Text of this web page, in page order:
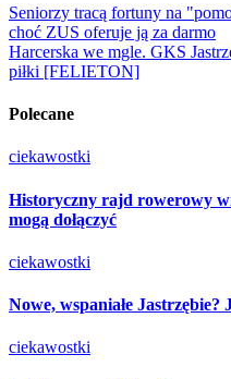
Nawigacja
wpisu
Seniorzy tracą fortuny na
choć ZUS oferuje ją za darmo
Harcerska we mgle. GKS
piłki [FELIETON]
Polecane
ciekawostki
Historyczny rajd rowerowy
mogą dołączyć
ciekawostki
Nowe, wspaniałe Jastrzębie?
ciekawostki